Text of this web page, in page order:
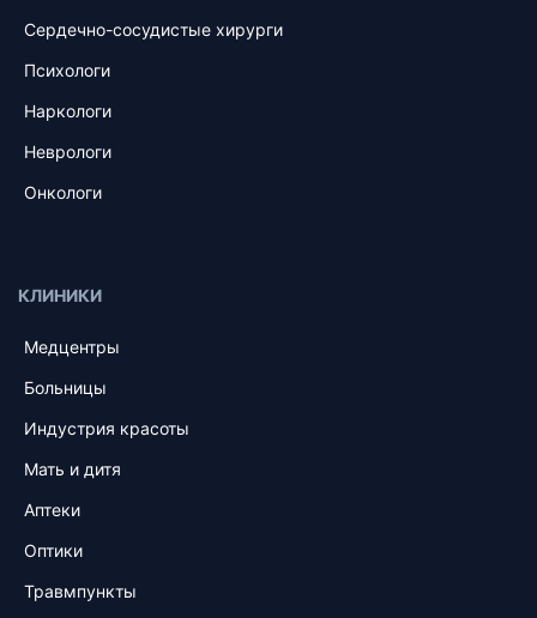
Сердечно-сосудистые хирурги
Психологи
Наркологи
Неврологи
Онкологи
КЛИНИКИ
Медцентры
Больницы
Индустрия красоты
Мать и дитя
Аптеки
Оптики
Травмпункты